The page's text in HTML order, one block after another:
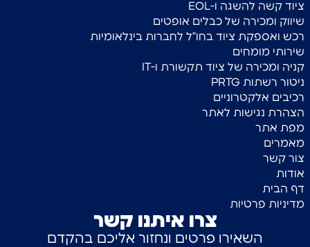
צרו איתנו קשר
השאירו פרטים ונחזור אליכם בהקדם
ציוד קשה להשגה ו-EOL
שיווק ומכירה של כבלים אופטים
רכש ואספקת ציוד בחו”ל לחברות בינלאומיות
שירותי מומחים
קניה ומכירה של ציוד תקשורת ו-IT
ניטור רשתות PRTG
רכיבים אלקטרוניים
הצהרת נגישות לאתר
מפת אתר
מאמרים
צור קשר
אודות
דף הבית
מדיניות פרטיות